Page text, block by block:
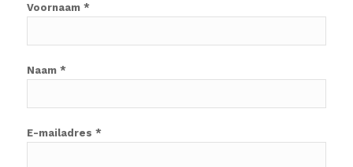
Voornaam *
Naam *
E-mailadres *